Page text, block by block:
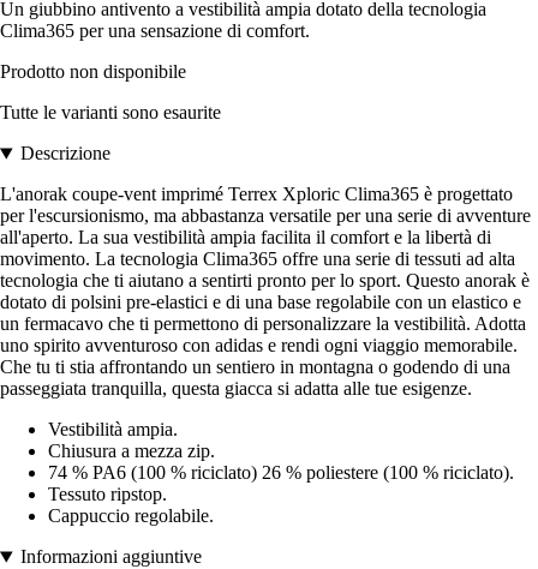
Un giubbino antivento a vestibilità ampia dotato della tecnologia
Clima365 per una sensazione di comfort.
Prodotto non disponibile
Tutte le varianti sono esaurite
Descrizione
L'anorak coupe-vent imprimé Terrex Xploric Clima365 è progettato
per l'escursionismo, ma abbastanza versatile per una serie di avventure
all'aperto. La sua vestibilità ampia facilita il comfort e la libertà di
movimento. La tecnologia Clima365 offre una serie di tessuti ad alta
tecnologia che ti aiutano a sentirti pronto per lo sport. Questo anorak è
dotato di polsini pre-elastici e di una base regolabile con un elastico e
un fermacavo che ti permettono di personalizzare la vestibilità. Adotta
uno spirito avventuroso con adidas e rendi ogni viaggio memorabile.
Che tu ti stia affrontando un sentiero in montagna o godendo di una
passeggiata tranquilla, questa giacca si adatta alle tue esigenze.
Vestibilità ampia.
Chiusura a mezza zip.
74 % PA6 (100 % riciclato) 26 % poliestere (100 % riciclato).
Tessuto ripstop.
Cappuccio regolabile.
Informazioni aggiuntive